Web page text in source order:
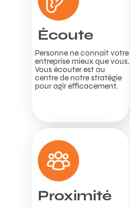
Écoute
Personne ne connaît votre
entreprise mieux que vous.
Vous écouter est au
centre de notre stratégie
pour agir efficacement.
Proximité